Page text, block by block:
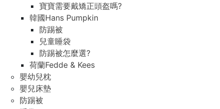
寶寶需要戴矯正頭盔嗎?
韓國Hans Pumpkin
防踢被
兒童睡袋
防踢被怎麼選?
荷蘭Fedde & Kees
嬰幼兒枕
嬰兒床墊
防踢被